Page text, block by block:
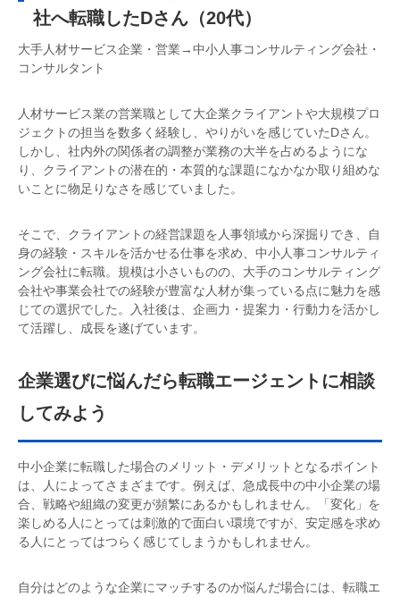
社へ転職したDさん（20代）
大手人材サービス企業・営業→中小人事コンサルティング会社・
コンサルタント
人材サービス業の営業職として大企業クライアントや大規模プロ
ジェクトの担当を数多く経験し、やりがいを感じていたDさん。
しかし、社内外の関係者の調整が業務の大半を占めるようにな
り、クライアントの潜在的・本質的な課題になかなか取り組めな
いことに物足りなさを感じていました。
そこで、クライアントの経営課題を人事領域から深掘りでき、自
身の経験・スキルを活かせる仕事を求め、中小人事コンサルティ
ング会社に転職。規模は小さいものの、大手のコンサルティング
会社や事業会社での経験が豊富な人材が集っている点に魅力を感
じての選択でした。入社後は、企画力・提案力・行動力を活かし
て活躍し、成長を遂げています。
企業選びに悩んだら転職エージェントに相談
してみよう
中小企業に転職した場合のメリット・デメリットとなるポイント
は、人によってさまざまです。例えば、急成長中の中小企業の場
合、戦略や組織の変更が頻繁にあるかもしれません。「変化」を
楽しめる人にとっては刺激的で面白い環境ですが、安定感を求め
る人にとってはつらく感じてしまうかもしれません。
自分はどのような企業にマッチするのか悩んだ場合には、転職エ